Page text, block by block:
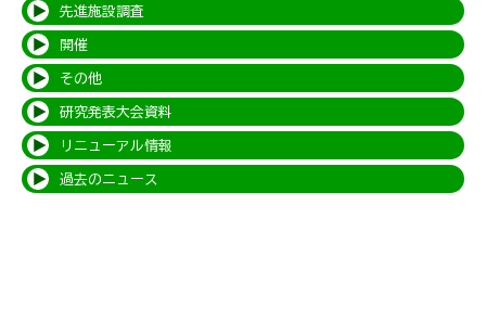
先進施設調査
開催
その他
研究発表大会資料
リニューアル情報
過去のニュース